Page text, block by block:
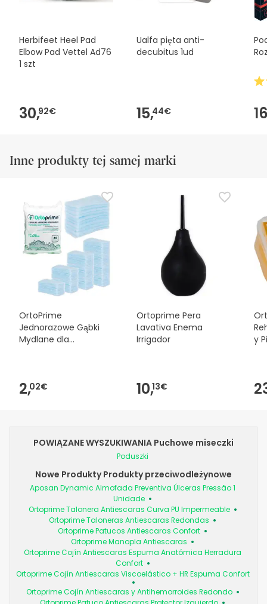
Herbifeet Heel Pad
Elbow Pad Vettel Ad76
1 szt
30,92€
Ualfa pięta anti-
decubitus 1ud
15,44€
Inne produkty tej samej marki
OrtoPrime
Jednorazowe Gąbki
Mydlane dla
2,02€
Ortoprime Pera
Lavativa Enema
Irrigador
10,13€
y
POWIĄZANE WYSZUKIWANIA Puchowe miseczki
Poduszki
Nowe Produkty Produkty przeciwodleżynowe
Aposan Dynamic Almofada Preventiva Úlceras Pressão 1
Unidade
Ortoprime Talonera Antiescaras Curva PU Impermeable
Ortoprime Taloneras Antiescaras Redondas
Ortoprime Patucos Antiescaras Confort
Ortoprime Manopla Antiescaras
Ortoprime Cojín Antiescaras Espuma Anatómica Herradura
Confort
Ortoprime Cojín Antiescaras Viscoelástico + HR Espuma Confort
Ortoprime Cojín Antiescaras y Antihemorroides Redondo